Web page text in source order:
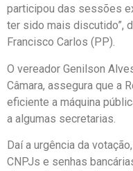
participou das sessões
ter sido mais discutido”,
Francisco Carlos (PP).
O vereador Genilson
Câmara, assegura que a
eficiente a máquina
a algumas secretarias.
Daí a urgência da
CNPJs e senhas